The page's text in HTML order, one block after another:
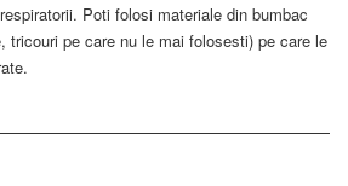
Poti folosi materiale din bumbac
tricouri pe care nu le mai folosesti) pe care le